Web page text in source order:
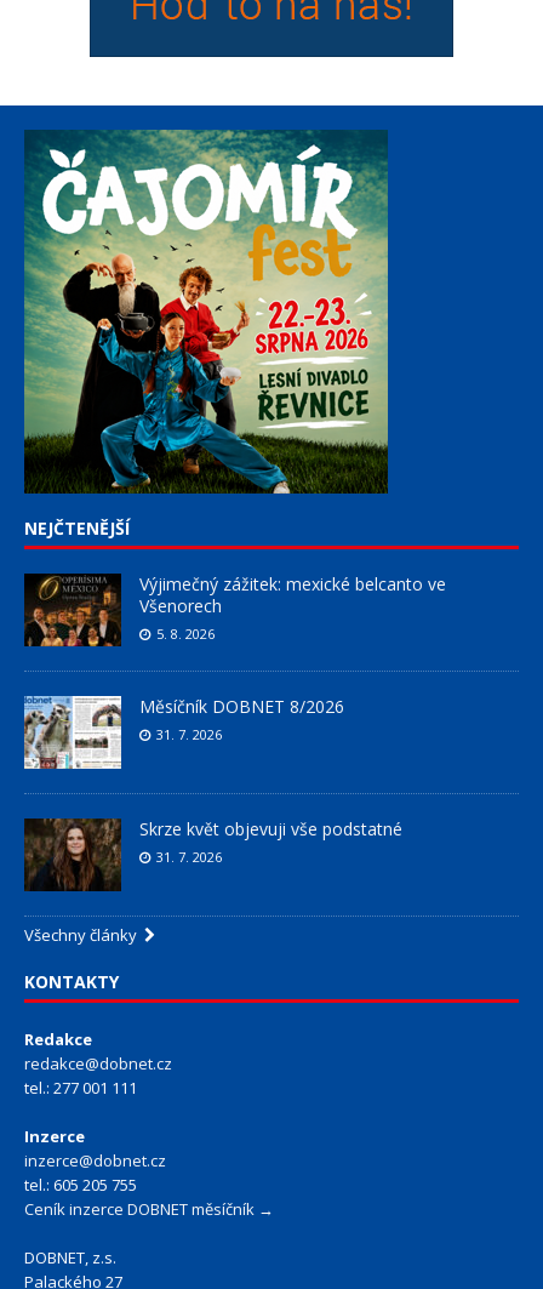
NEJČTENĚJŠÍ
Výjimečný zážitek: mexické belcanto ve
Všenorech
5. 8. 2026
Měsíčník DOBNET 8/2026
31. 7. 2026
Skrze květ objevuji vše podstatné
31. 7. 2026
Všechny články
KONTAKTY
Redakce
redakce@dobnet.cz
tel.: 277 001 111
Inzerce
inzerce@dobnet.cz
tel.: 605 205 755
Ceník inzerce DOBNET měsíčník →
DOBNET, z.s.
Palackého 27